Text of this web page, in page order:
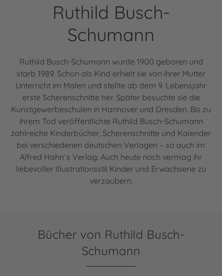
Ruthild Busch-
Schumann
Ruthild Busch-Schumann wurde 1900 geboren und
starb 1989. Schon als Kind erhielt sie von ihrer Mutter
Unterricht im Malen und stellte ab dem 9. Lebensjahr
erste Scherenschnitte her. Später besuchte sie die
Kunstgewerbeschulen in Hannover und Dresden. Bis zu
ihrem Tod veröffentlichte Ruthild Busch-Schumann
zahlreiche Kinderbücher, Scherenschnitte und Kalender
bei verschiedenen deutschen Verlagen – so auch im
Alfred Hahn´s Verlag. Auch heute noch vermag ihr
liebevoller Illustrationsstil Kinder und Erwachsene zu
verzaubern.
Bücher von Ruthild Busch-
Schumann